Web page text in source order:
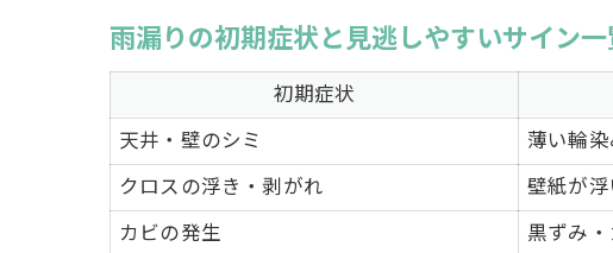
住
雨漏りの初期症状と見逃しやすいサイン
初期症状
天井・壁のシミ
薄い輪
クロスの浮き・剥がれ
壁紙が
カビの発生
黒ずみ